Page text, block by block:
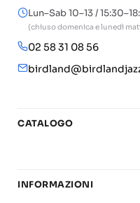
Lun–Sab 10–13 /
(chiuso domenica e lunedì
02 58 31 08 56
CATALOGO
Chitarra
INFORMAZIONI